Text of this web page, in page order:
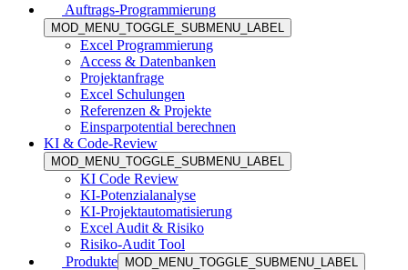
Auftrags-Programmierung
MOD_MENU_TOGGLE_SUBMENU_LABEL
Excel Programmierung
Access & Datenbanken
Projektanfrage
Excel Schulungen
Referenzen & Projekte
Einsparpotential berechnen
KI & Code-Review
MOD_MENU_TOGGLE_SUBMENU_LABEL
KI Code Review
KI-Potenzialanalyse
KI-Projektautomatisierung
Excel Audit & Risiko
Risiko-Audit Tool
Produkte
MOD_MENU_TOGGLE_SUBMENU_LABEL